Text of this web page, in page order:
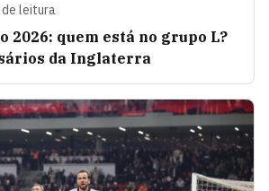
de leitura
2026: quem está no grupo L?
da Inglaterra